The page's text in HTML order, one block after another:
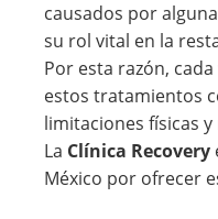
causados por alguna
su rol vital en la
Por esta razón,
estos tratamientos
limitaciones físicas
La Clínica Recovery
México por ofrecer